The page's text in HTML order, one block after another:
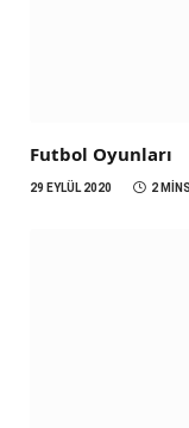
Futbol Oyunları
29 EYLÜL 2020 2